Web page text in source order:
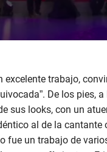
excelente trabajo,
De los pies,
sus looks, con un
al de la cantante
fue un trabajo de